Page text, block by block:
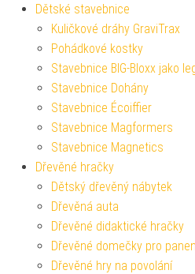
Dětské stavebnice
Kuličkové dráhy GraviTrax
Pohádkové kostky
Stavebnice BIG-Bloxx jako
Stavebnice Dohány
Stavebnice Écoiffier
Stavebnice Magformers
Stavebnice Magnetics
Dřevěné hračky
Dětský dřevěný nábytek
Dřevěná auta
Dřevěné didaktické hračky
Dřevěné domečky pro
Dřevěné hry na povolání